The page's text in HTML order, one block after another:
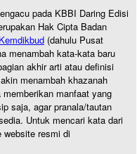
pada KBBI Daring Edisi
Hak Cipta Badan
Kemdikbud (dahulu Pusat
menambah kata-kata baru
akhir arti atau definisi
menambah khazanah
manfaat yang
saja, agar pranala/tautan
Untuk mencari kata dari
website resmi di